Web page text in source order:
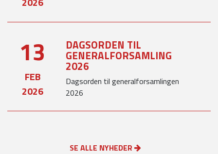
13
FEB
2026
DAGSORDEN TIL
GENERALFORSAMLING
2026
Dagsorden til generalforsamlingen
2026
SE ALLE NYHEDER